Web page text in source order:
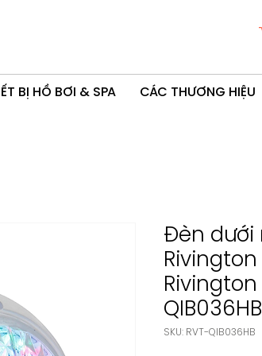
BỊ HỒ BƠI & SPA CÁC THƯƠNG HIỆU
Đèn dưới
Rivington
Rivington
QIB036HB
SKU: RVT-QIB036HB